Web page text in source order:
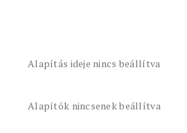
Alapítás ideje nincs beállítva
Alapítók nincsenek beállítva